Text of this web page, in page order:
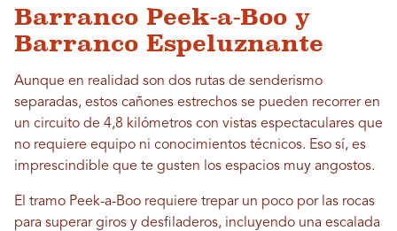
Barranco Peek-a-Boo y
Barranco Espeluznante
Aunque en realidad son dos rutas de senderismo
separadas, estos cañones estrechos se pueden recorrer en
un circuito de 4,8 kilómetros con vistas espectaculares que
no requiere equipo ni conocimientos técnicos. Eso sí, es
imprescindible que te gusten los espacios muy angostos.
El tramo Peek-a-Boo requiere trepar un poco por las rocas
para superar giros y desfiladeros, incluyendo una escalada